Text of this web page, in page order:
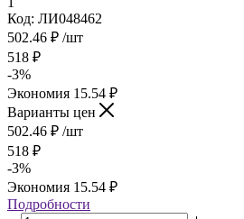
Код: ЛИ048462
502.46 ₽ /шт
518 ₽
-3%
Экономия 15.54 ₽
Варианты цен
502.46 ₽ /шт
518 ₽
-3%
Экономия 15.54 ₽
Подробности